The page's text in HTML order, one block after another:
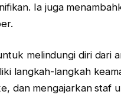
Ia juga
melindungi diri dari
langkah-langkah
dan mengajarkan staf